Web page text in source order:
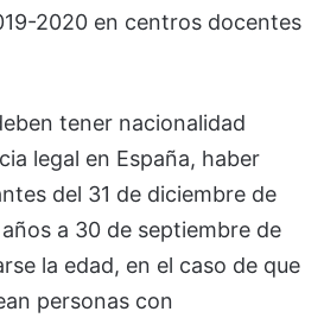
2020 en centros docentes
tener nacionalidad
legal en España, haber
del 31 de diciembre de
a 30 de septiembre de
la edad, en el caso de que
personas con